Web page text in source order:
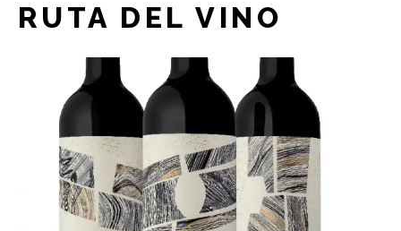
RUTA DEL VINO